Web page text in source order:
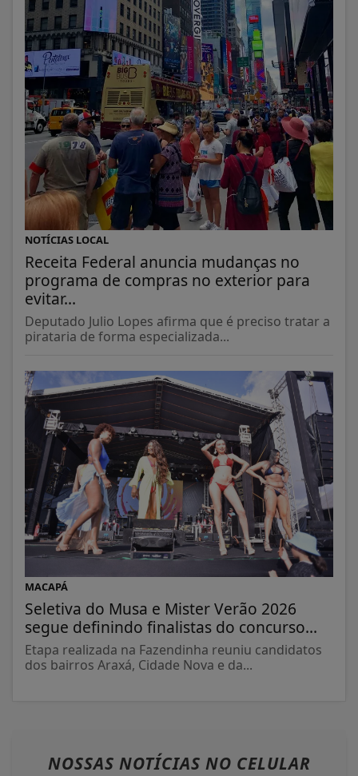
NOTÍCIAS LOCAL
Receita Federal anuncia mudanças no
programa de compras no exterior para
evitar...
Deputado Julio Lopes afirma que é preciso tratar a
pirataria de forma especializada...
MACAPÁ
Seletiva do Musa e Mister Verão 2026
segue definindo finalistas do concurso...
Etapa realizada na Fazendinha reuniu candidatos
dos bairros Araxá, Cidade Nova e da...
NOSSAS NOTÍCIAS NO CELULAR